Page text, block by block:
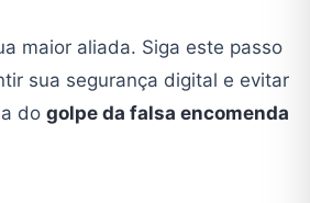
maior aliada. Siga este passo
sua segurança digital e evitar
do golpe da falsa encomenda